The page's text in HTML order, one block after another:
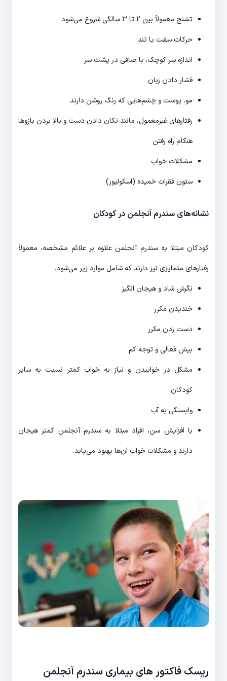
تشنج معمولاً بین 2 تا 3 سالگی شروع می‌شود
حرکات سفت یا تند
اندازه سر کوچک، با صافی در پشت سر
فشار دادن زبان
مو، پوست و چشم‌هایی که رنگ روشن دارند
رفتارهای غیرمعمول، مانند تکان دادن دست و بالا بردن بازوها
هنگام راه رفتن
مشکلات خواب
ستون فقرات خمیده (اسکولیوز)
نشانه‌های سندرم آنجلمن در کودکان
کودکان مبتلا به سندرم آنجلمن علاوه بر علائم مشخصه، معمولاً
رفتارهای متمایزی نیز دارند که شامل موارد زیر می‌شود.
نگرش شاد و هیجان انگیز
خندیدن مکرر
دست زدن مکرر
بیش فعالی و توجه کم
مشکل در خوابیدن و نیاز به خواب کمتر نسبت به سایر
کودکان
وابستگی به آب
با افزایش سن، افراد مبتلا به سندرم آنجلمن کمتر هیجان‌
دارند و مشکلات خواب آن‌ها بهبود می‌یابد.
ریسک فاکتور های بیماری سندرم آنجلمن